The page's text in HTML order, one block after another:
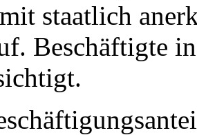
staatlich
Beschäftigte